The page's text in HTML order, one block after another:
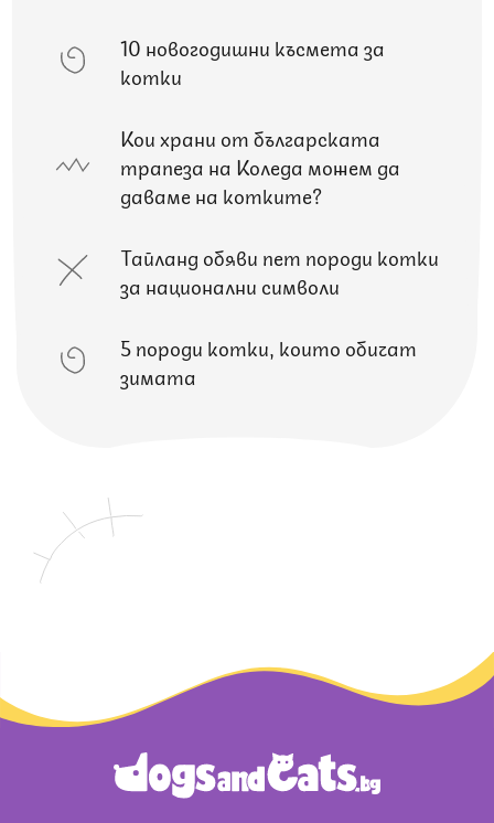
10 новогодишни късмета за
котки
Кои храни от българската
трапеза на Коледа можем да
даваме на котките?
Тайланд обяви пет породи котки
за национални символи
5 породи котки, които обичат
зимата